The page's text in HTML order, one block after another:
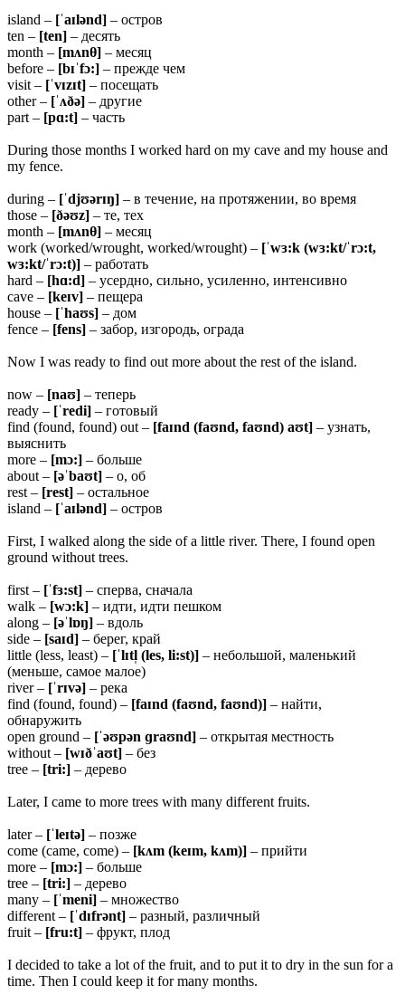
island – [ˈaɪlənd] – остров
ten – [ten] – десять
month – [mʌnθ] – месяц
before – [bɪˈfɔ:] – прежде чем
visit – [ˈvɪzɪt] – посещать
other – [ˈʌðə] – другие
part – [pɑ:t] – часть
During those months I worked hard on my cave and my house and
my fence.
during – [ˈdjʊərɪŋ] – в течение, на протяжении, во время
those – [ðəʊz] – те, тех
month – [mʌnθ] – месяц
work (worked/wrought, worked/wrought) – [ˈwɜ:k (wɜ:kt/ˈrɔ:t,
wɜ:kt/ˈrɔ:t)] – работать
hard – [hɑ:d] – усердно, сильно, усиленно, интенсивно
cave – [keɪv] – пещера
house – [ˈhaʊs] – дом
fence – [fens] – забор, изгородь, ограда
Now I was ready to find out more about the rest of the island.
now – [naʊ] – теперь
ready – [ˈredi] – готовый
find (found, found) out – [faɪnd (faʊnd, faʊnd) aʊt] – узнать,
выяснить
more – [mɔ:] – больше
about – [əˈbaʊt] – о, об
rest – [rest] – остальное
island – [ˈaɪlənd] – остров
First, I walked along the side of a little river. There, I found open
ground without trees.
first – [ˈfɜ:st] – сперва, сначала
walk – [wɔ:k] – идти, идти пешком
along – [əˈlɒŋ] – вдоль
side – [saɪd] – берег, край
little (less, least) – [ˈlɪtl̩ (les, li:st)] – небольшой, маленький
(меньше, самое малое)
river – [ˈrɪvə] – река
find (found, found) – [faɪnd (faʊnd, faʊnd)] – найти,
обнаружить
open ground – [ˈəʊpən ɡraʊnd] – открытая местность
without – [wɪðˈaʊt] – без
tree – [tri:] – дерево
Later, I came to more trees with many different fruits.
later – [ˈleɪtə] – позже
come (came, come) – [kʌm (keɪm, kʌm)] – прийти
more – [mɔ:] – больше
tree – [tri:] – дерево
many – [ˈmeni] – множество
different – [ˈdɪfrənt] – разный, различный
fruit – [fru:t] – фрукт, плод
I decided to take a lot of the fruit, and to put it to dry in the sun for a
time. Then I could keep it for many months.